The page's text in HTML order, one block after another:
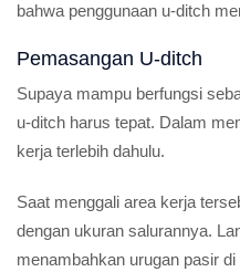
bahwa penggunaan u-ditch
Pemasangan U-ditch
Supaya mampu berfungsi
u-ditch harus tepat. Dalam
kerja terlebih dahulu.
Saat menggali area kerja
dengan ukuran salurannya.
menambahkan urugan pasir